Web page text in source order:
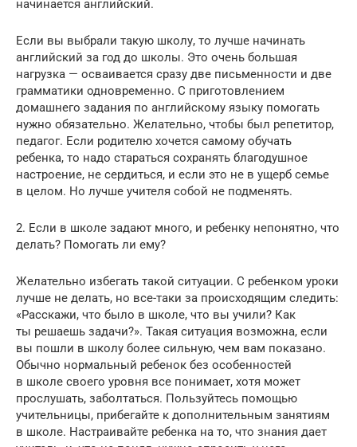
начинается английский.
Если вы выбрали такую школу, то лучше начинать
английский за год до школы. Это очень большая
нагрузка — осваивается сразу две письменности и две
грамматики одновременно. С приготовлением
домашнего задания по английскому языку помогать
нужно обязательно. Желательно, чтобы был репетитор,
педагог. Если родителю хочется самому обучать
ребенка, то надо стараться сохранять благодушное
настроение, не сердиться, и если это не в ущерб семье
в целом. Но лучше учителя собой не подменять.
2. Если в школе задают много, и ребенку непонятно, что
делать? Помогать ли ему?
Желательно избегать такой ситуации. С ребенком уроки
лучше не делать, но все-таки за происходящим следить:
«Расскажи, что было в школе, что вы учили? Как
ты решаешь задачи?». Такая ситуация возможна, если
вы пошли в школу более сильную, чем вам показано.
Обычно нормальный ребенок без особенностей
в школе своего уровня все понимает, хотя может
прослушать, заболтаться. Пользуйтесь помощью
учительницы, прибегайте к дополнительным занятиям
в школе. Настраивайте ребенка на то, что знания дает